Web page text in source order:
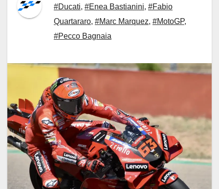
#Ducati, #Enea Bastianini, #Fabio
Quartararo, #Marc Marquez, #MotoGP,
#Pecco Bagnaia